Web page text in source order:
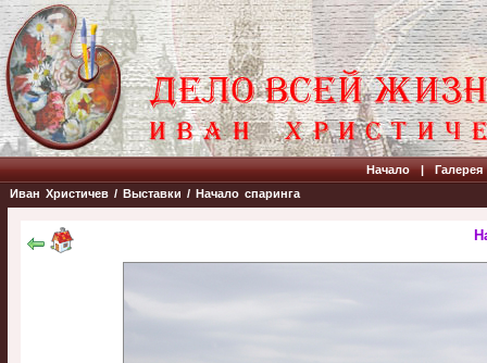
Начало|Галерея
Иван Христичев / Выставки / Начало спаринга